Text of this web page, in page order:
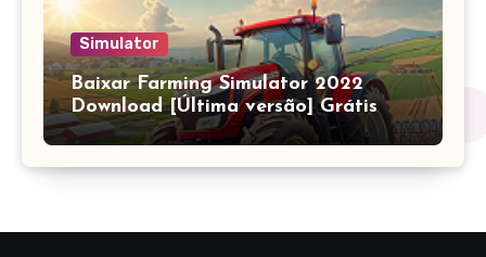
Simulator
Baixar Farming Simulator 2022
Download [Última versão] Grátis